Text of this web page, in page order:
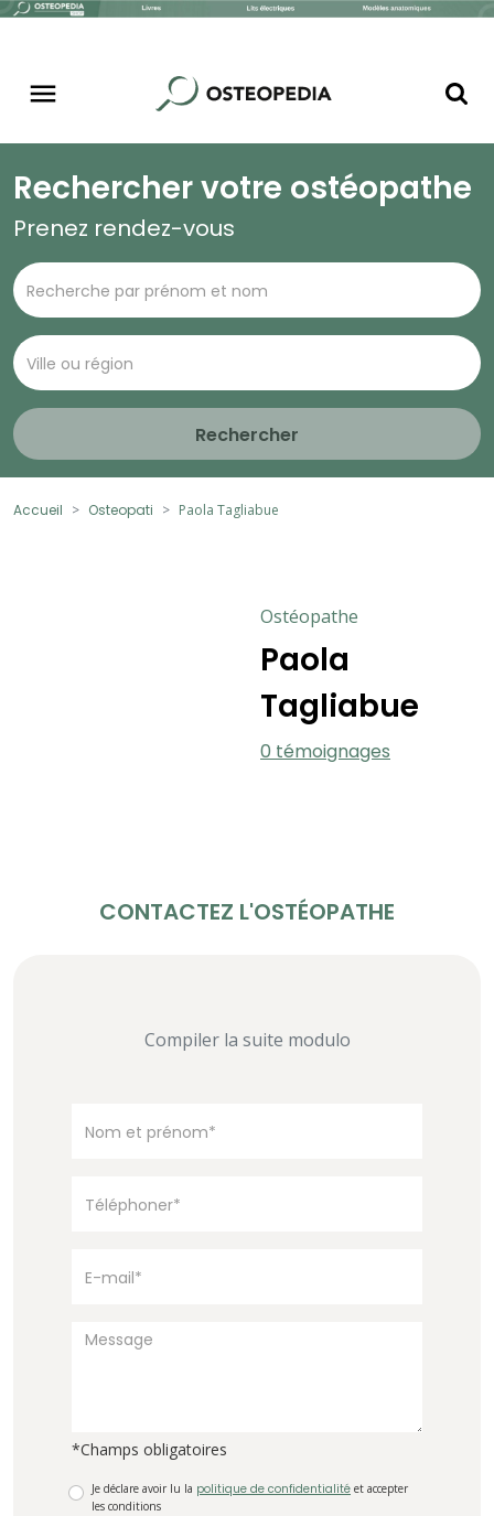
Rechercher votre ostéopathe
Prenez rendez-vous
Rechercher
Accueil Osteopati Paola Tagliabue
Ostéopathe
Paola
Tagliabue
0 témoignages
CONTACTEZ L'OSTÉOPATHE
Compiler la suite modulo
*Champs obligatoires
Je déclare avoir lu la politique de confidentialité et accepter
les conditions